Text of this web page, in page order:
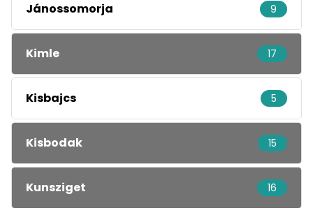
Jánossomorja 9
Kimle 17
Kisbajcs 5
Kisbodak 15
Kunsziget 16